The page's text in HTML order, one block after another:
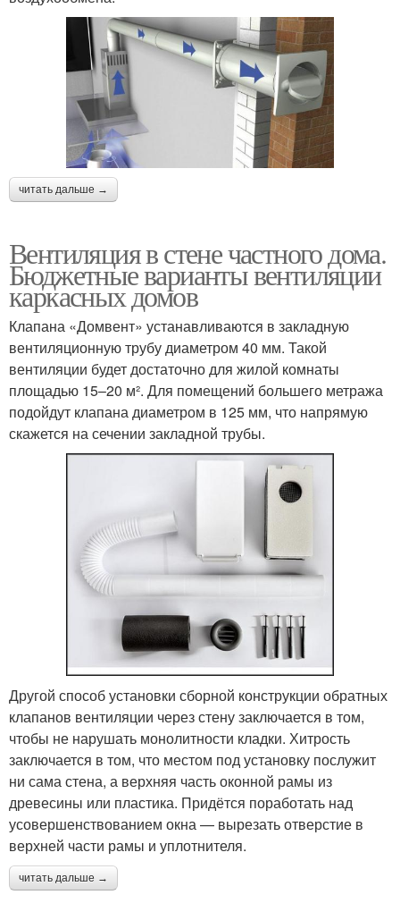
читать дальше →
Вентиляция в стене частного дома.
Бюджетные варианты вентиляции
каркасных домов
Клапана «Домвент» устанавливаются в закладную
вентиляционную трубу диаметром 40 мм. Такой
вентиляции будет достаточно для жилой комнаты
площадью 15–20 м². Для помещений большего метража
подойдут клапана диаметром в 125 мм, что напрямую
скажется на сечении закладной трубы.
Другой способ установки сборной конструкции обратных
клапанов вентиляции через стену заключается в том,
чтобы не нарушать монолитности кладки. Хитрость
заключается в том, что местом под установку послужит
ни сама стена, а верхняя часть оконной рамы из
древесины или пластика. Придётся поработать над
усовершенствованием окна — вырезать отверстие в
верхней части рамы и уплотнителя.
читать дальше →